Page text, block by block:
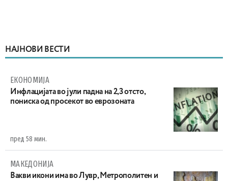
НАЈНОВИ ВЕСТИ
ЕКОНОМИЈА
Инфлацијата во јули падна на 2,3 отсто,
пониска од просекот во еврозоната
пред 58 мин.
МАКЕДОНИЈА
Вакви икони има во Лувр, Метрополитен и